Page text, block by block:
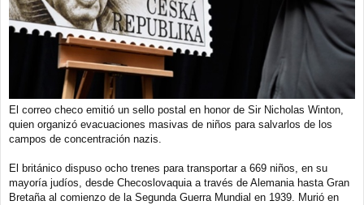
El correo checo emitió un sello postal en honor de Sir Nicholas Winton,
quien organizó evacuaciones masivas de niños para salvarlos de los
campos de concentración nazis.
El británico dispuso ocho trenes para transportar a 669 niños, en su
mayoría judíos, desde Checoslovaquia a través de Alemania hasta Gran
Bretaña al comienzo de la Segunda Guerra Mundial en 1939. Murió en